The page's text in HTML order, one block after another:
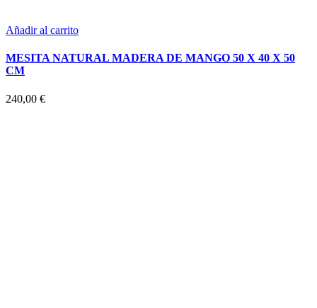
Añadir al carrito
MESITA NATURAL MADERA DE MANGO 50 X 40 X 50
CM
240,00 €